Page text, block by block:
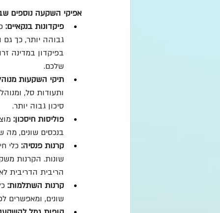
אפיקי השקעה נוספים
פיקדונות בנקאיים:
גבוהה יותר, כך גם
בפיקדון במדינה
שלכם.
תיקי השקעות
ותעודות סל,
סיכון גבוה יותר.
פוליסות חיסכון:
בנכסים שונים, מה
קרנות פנסיה: כלי
שונות. הקרנות
הריבית הדריבית
קרנות השתלמות:
שונים, ומאפשרים